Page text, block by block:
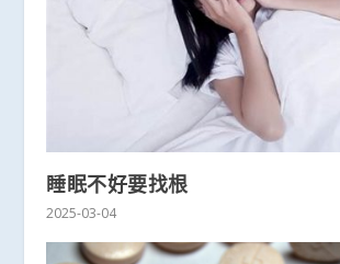
睡眠不好要找根
2025-03-04